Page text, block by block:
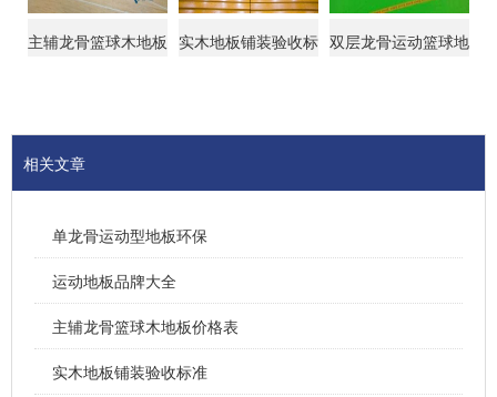
主辅龙骨篮球木地板
实木地板铺装验收标 双层龙骨运动篮球地
相关文章
单龙骨运动型地板环保
运动地板品牌大全
主辅龙骨篮球木地板价格表
实木地板铺装验收标准